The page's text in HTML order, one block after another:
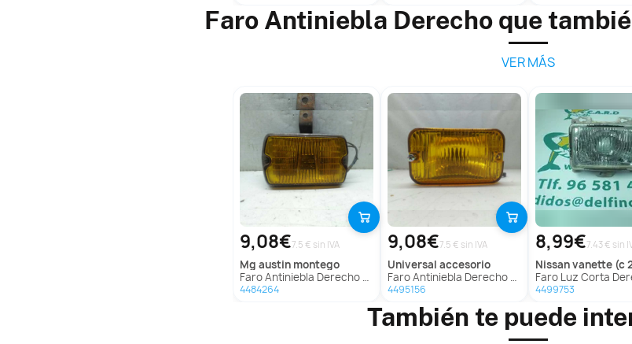
Faro Antiniebla Derecho que
VER MÁS
9,08€7.5 € sin IVA
mg austin montego
Faro Antiniebla Derecho para Mg Austin Montego
4484264
9,08€7.5 € sin IVA
universal accesorio
Faro Antiniebla Derecho para Universal Accesorio
4495156
8,99€7.43 € sin
nissanvanette (c
Faro Luz Corta Derecho Para
4499753
También te puede